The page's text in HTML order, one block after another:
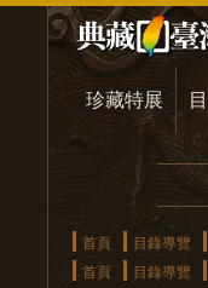
珍藏特展
首頁 目錄導覽
首頁
目錄導覽